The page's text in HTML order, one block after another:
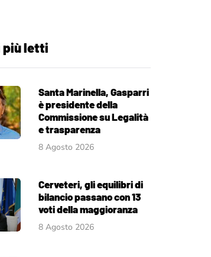
letti
Santa Marinella, Gasparri
è presidente della
Commissione su Legalità
e trasparenza
8 Agosto 2026
Cerveteri, gli equilibri di
bilancio passano con 13
voti della maggioranza
8 Agosto 2026